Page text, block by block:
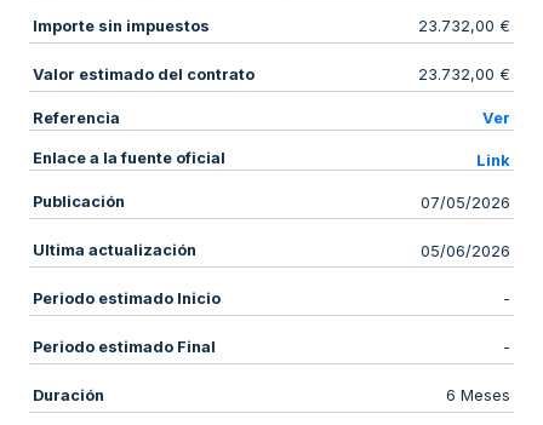
Importe sin impuestos 23.732,00 €
Valor estimado del contrato 23.732,00 €
Referencia Ver
Enlace a la fuente oficial Link
Publicación 07/05/2026
Ultima actualización 05/06/2026
Periodo estimado Inicio -
Periodo estimado Final -
Duración 6 Meses